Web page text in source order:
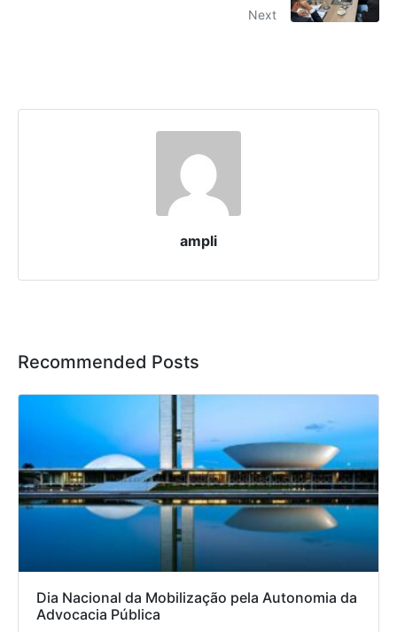
Next
ampli
Recommended Posts
Dia Nacional da Mobilização pela Autonomia da
Advocacia Pública